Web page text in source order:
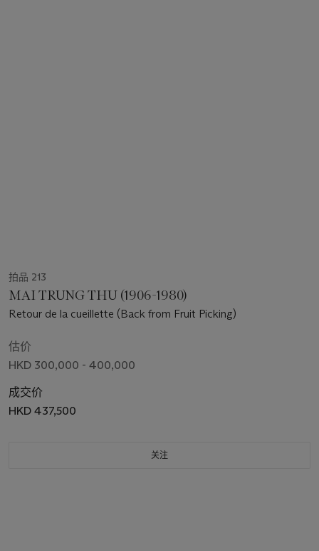
拍品 213
MAI TRUNG THU (1906-1980)
Retour de la cueillette (Back from Fruit Picking)
估价
HKD 300,000 - 400,000
成交价
HKD 437,500
关注